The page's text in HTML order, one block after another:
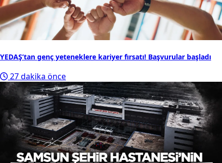
YEDAŞ’tan genç yeteneklere kariyer fırsatı! Başvurular başladı
27 dakika önce